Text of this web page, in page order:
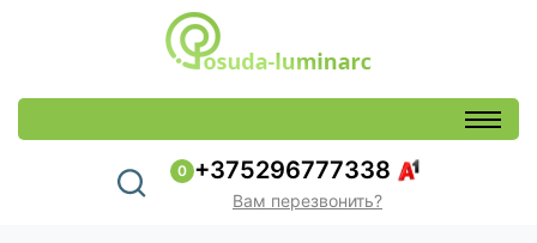
0 +375296777338
Вам перезвонить?